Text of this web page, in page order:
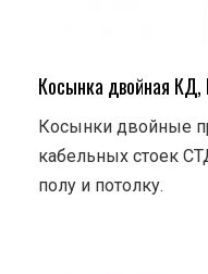
Косынка двойная КД,
Косынки двойные
кабельных стоек
полу и потолку.